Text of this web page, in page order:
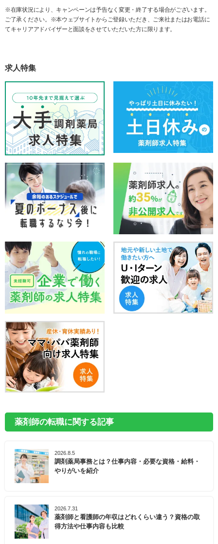
※在庫状況により、キャンペーンは予告なく変更・終了する場合がございます。
ご了承ください。※本ウェブサイトからご登録いただき、ご来社またはお電話に
てキャリアアドバイザーと面談をさせていただいた方に限ります。
求人特集
薬剤師の転職に関する記事
2026.8.5
調剤薬局事務とは？仕事内容・必要な資格・給料・
やりがいを紹介
2026.7.31
薬剤師と看護師の年収はどれくらい違う？資格の取
得方法や仕事内容も比較